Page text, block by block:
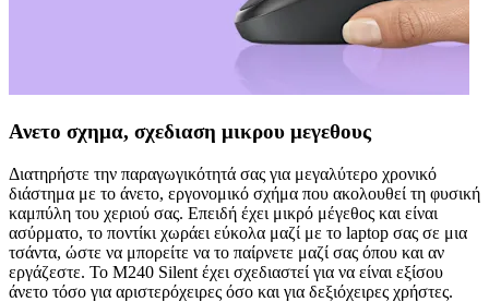
Ανετο σχημα, σχεδιαση μικρου μεγεθους
Διατηρήστε την παραγωγικότητά σας για μεγαλύτερο χρονικό
διάστημα με το άνετο, εργονομικό σχήμα που ακολουθεί τη φυσική
καμπύλη του χεριού σας. Επειδή έχει μικρό μέγεθος και είναι
ασύρματο, το ποντίκι χωράει εύκολα μαζί με το laptop σας σε μια
τσάντα, ώστε να μπορείτε να το παίρνετε μαζί σας όπου και αν
εργάζεστε. Το M240 Silent έχει σχεδιαστεί για να είναι εξίσου
άνετο τόσο για αριστερόχειρες όσο και για δεξιόχειρες χρήστες.